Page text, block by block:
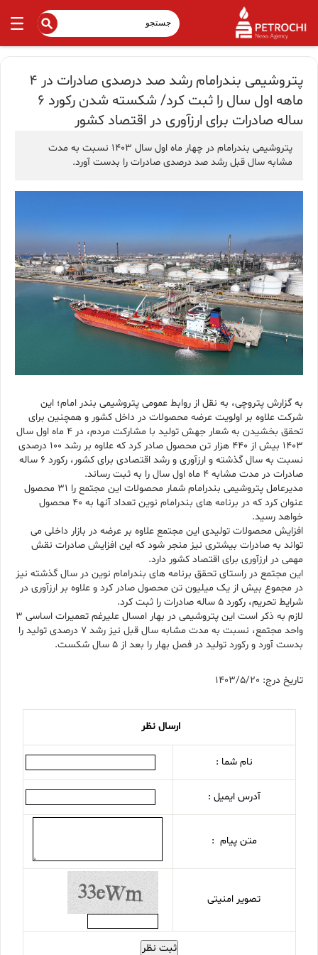
پتروشیمی بندرامام رشد صد درصدی صادرات در ۴
ماهه اول سال را ثبت کرد/ شکسته شدن رکورد ۶
ساله صادرات برای ارزآوری در اقتصاد کشور
پتروشیمی بندرامام در چهار ماه اول سال ۱۴۰۳ نسبت به مدت
مشابه سال قبل رشد صد درصدی صادرات را بدست آورد.
به گزارش پتروچی، به نقل از روابط عمومی پتروشیمی بندر امام؛ این
شرکت علاوه بر اولویت عرضه محصولات در داخل کشور و همچنین برای
تحقق بخشیدن به شعار جهش تولید با مشارکت مردم، در ۴ ماه اول سال
۱۴۰۳ بیش از ۴۴۰ هزار تن محصول صادر کرد که علاوه بر رشد ۱۰۰ درصدی
نسبت به سال گذشته و ارزآوری و رشد اقتصادی برای کشور، رکورد ۶ ساله
صادرات در مدت مشابه ۴ ماه اول سال را به ثبت رساند.
مدیرعامل پتروشیمی بندرامام شمار محصولات این مجتمع را ۳۱ محصول
عنوان کرد که در برنامه های بندرامام نوین تعداد آنها به ۴۰ محصول
خواهد رسید.
افزایش محصولات تولیدی این مجتمع علاوه بر عرضه در بازار داخلی می
تواند به صادرات بیشتری نیز منجر شود که این افزایش صادرات نقش
مهمی در ارزآوری برای اقتصاد کشور دارد.
این مجتمع در راستای تحقق برنامه های بندرامام نوین در سال گذشته نیز
در مجموع بیش از یک میلیون تن محصول صادر کرد و علاوه بر ارزآوری در
شرایط تحریم، رکورد ۵ ساله صادرات را ثبت کرد.
لازم به ذکر است این پتروشیمی در بهار امسال علیرغم تعمیرات اساسی ۳
واحد مجتمع، نسبت به مدت مشابه سال قبل نیز رشد ۷ درصدی تولید را
بدست آورد و رکورد تولید در فصل بهار را بعد از ۵ سال شکست.
تاریخ درج: 1403/5/20
ارسال نظر
نام شما :
آدرس ایمیل :
متن پیام :
تصویر امنیتی
ثبت نظر